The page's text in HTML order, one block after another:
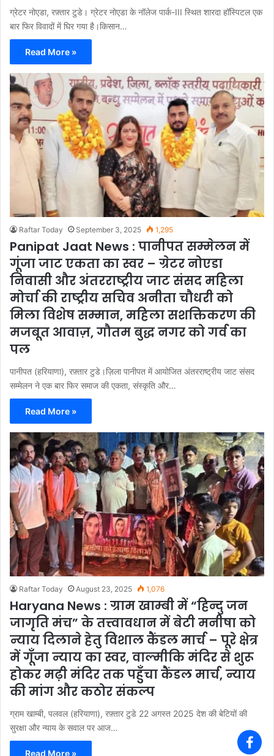
ग्रेटर नोएडा, रफ़्तार टुडे। ग्रेटर नोएडा के नॉलेज पार्क-III स्थित शारदा हॉस्पिटल एक
बार फिर विवादों में घिर गया है।किसान…
Read More »
Raftar Today September 3, 2025 1,295
Panipat Jaat News : पानीपत सम्मेलन में
गूंजा जाट एकता का स्वर – ग्रेटर नोएडा
निवासी और अंतरराष्ट्रीय जाट संसद महिला
मोर्चा की राष्ट्रीय सचिव अनीता चौधरी को
मिला विशेष सम्मान, महिला सशक्तिकरण की
मजबूत आवाज़, गौतम बुद्ध नगर को गर्व का
पल
पानीपत (हरियाणा), रफ़्तार टुडे।ज़िला पानीपत में आयोजित अंतरराष्ट्रीय जाट संसद
सम्मेलन ने एक बार फिर समाज की एकता, संस्कृति और…
Read More »
Raftar Today August 23, 2025 1,076
Haryana News : ग्राम खाम्बी में “हिन्दु जन
जागृति मंच” के तत्त्वावधान में बेटी मनीषा को
न्याय दिलाने हेतु विशाल कैंडल मार्च – पूरे क्षेत्र
में गूँजा न्याय का स्वर, वाल्मीकि मंदिर से शुरू
होकर मढ़ी मंदिर तक पहुँचा कैंडल मार्च, न्याय
की मांग और कठोर संकल्प
ग्राम खाम्बी, पलवल (हरियाणा), रफ़्तार टुडे 22 अगस्त 2025 देश की बेटियों की
सुरक्षा और न्याय के सवाल पर आज…
Read More »